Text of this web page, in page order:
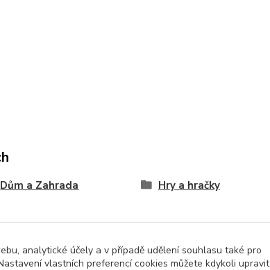
Dům a Zahrada Hry a hračky
analytické účely a v případě udělení souhlasu také pro
vlastních preferencí cookies můžete kdykoli upravit